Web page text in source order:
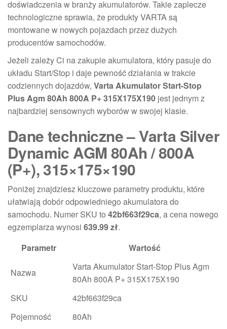
doświadczenia w branży akumulatorów. Takie zaplecze
technologiczne sprawia, że produkty VARTA są
montowane w nowych pojazdach przez dużych
producentów samochodów.
Jeżeli zależy Ci na zakupie akumulatora, który pasuje do
układu Start/Stop i daje pewność działania w trakcie
codziennych dojazdów, Varta Akumulator Start-Stop
Plus Agm 80Ah 800A P+ 315X175X190 jest jednym z
najbardziej sensownych wyborów w swojej klasie.
Dane techniczne – Varta Silver
Dynamic AGM 80Ah / 800A
(P+), 315×175×190
Poniżej znajdziesz kluczowe parametry produktu, które
ułatwiają dobór odpowiedniego akumulatora do
samochodu. Numer SKU to 42bf663f29ca, a cena nowego
egzemplarza wynosi 639.99 zł.
Parametr
Wartość
Nazwa
Varta Akumulator Start-Stop Plus Agm
80Ah 800A P+ 315X175X190
SKU
42bf663f29ca
Pojemność
80Ah